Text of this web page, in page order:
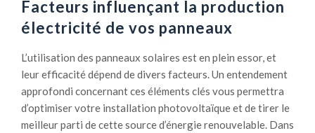
o
n
a
c
i
l
e
Facteurs influençant la production
électricité de vos panneaux
L’utilisation des panneaux solaires est en plein essor, et
leur efficacité dépend de divers facteurs. Un entendement
approfondi concernant ces éléments clés vous permettra
d’optimiser votre installation photovoltaïque et de tirer le
meilleur parti de cette source d’énergie renouvelable. Dans